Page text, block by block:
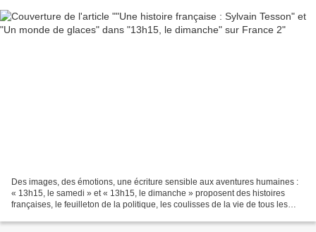
Des images, des émotions, une écriture sensible aux aventures humaines :
« 13h15, le samedi » et « 13h15, le dimanche » proposent des histoires
françaises, le feuilleton de la politique, les coulisses de la vie de tous les